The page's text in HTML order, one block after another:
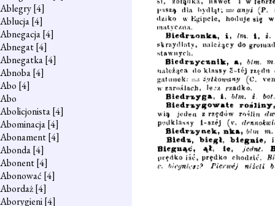
Ablegry[4]
Ablucja[4]
Abnegacja[4]
Abnegat[4]
Abnegatka[4]
Abnoba[4]
Abo [4]
Abo
Abolicjonista[4]
Abominacja[4]
Abonament[4]
Abonda[4]
Abonent[4]
Abonować [4]
Abordaż[4]
Aborygieni[4]